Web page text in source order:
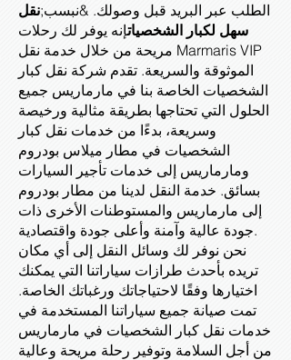
الطلب عبر البريد قبل وصولك. &نبسب;نقل
سهل لكبار الشخصياتإنه يوفر لك رحلات
مريحة من خلال خدمة نقل Marmaris VIP
الموثوقة والسريعة. تقدم شركة نقل كبار
الشخصيات الخاصة بنا في مارماريس جميع
الحلول التي تحتاجها بطريقة مثالية ورخيصة
وسريعة، بدءًا من خدمات نقل كبار
الشخصيات في مطار ميلاس بودروم
ومارماريس إلى خدمات تأجير السيارات
بسائق. خدمة النقل لدينا من مطار بودروم
إلى مارماريس والمستوطنات الأخرى ذات
جودة عالية وآمنة وأعلى جودة واقتصادية.
نحن نوفر لك وسائل النقل إلى أي مكان
تريده بأحدث طرازات سياراتنا التي يمكنك
اختيارها وفقًا لاحتياجاتك ورغباتك الخاصة.
تمت صيانة جميع سياراتنا المستخدمة في
خدمات نقل كبار الشخصيات في مارماريس
من أجل السلامة وتوفير رحلة مريحة وعالية